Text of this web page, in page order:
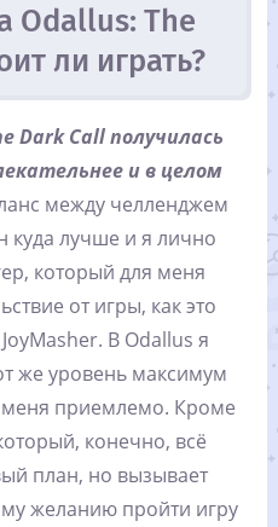
Odallus: The
ли играть?
Dark Call получилась
и в целом
между челленджем
куда лучше и я лично
который для меня
от игры, как это
В Odallus я
же уровень максимум
меня приемлемо. Кроме
конечно, всё
план, но вызывает
желанию пройти игру